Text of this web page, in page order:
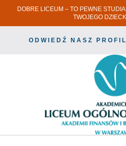
DOBRE LICEUM – TO PEWNE
TWOJEGO
ODWIEDŹ NASZ